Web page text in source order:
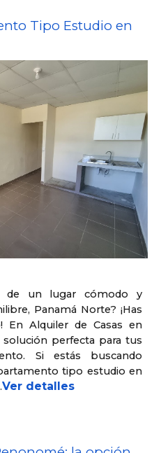
Tipo Estudio en
de un lugar cómodo y
Panamá Norte? ¡Has
En Alquiler de Casas en
perfecta para tus
Si estás buscando
tipo estudio en
Ver detalles